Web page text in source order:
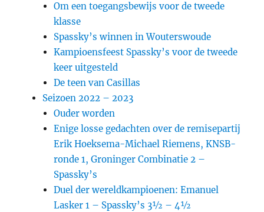
Om een toegangsbewijs voor de tweede
klasse
Spassky’s winnen in Wouterswoude
Kampioensfeest Spassky’s voor de tweede
keer uitgesteld
De teen van Casillas
Seizoen 2022 – 2023
Ouder worden
Enige losse gedachten over de remisepartij
Erik Hoeksema-Michael Riemens, KNSB-
ronde 1, Groninger Combinatie 2 –
Spassky’s
Duel der wereldkampioenen: Emanuel
Lasker 1 – Spassky’s 3½ – 4½